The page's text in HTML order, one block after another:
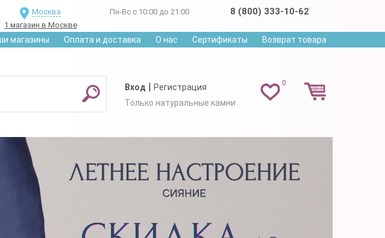
Москва
1 магазин в Москве
Пн-Вс с 10:00 до 21:00 8 (800) 333-10-62
магазины Оплата и доставка О нас Сертификаты Возврат товара
0
Вход | Регистрация
Только натуральные камни